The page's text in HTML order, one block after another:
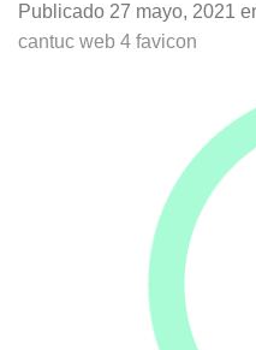
Publicado 27 mayo, 2021
cantuc web 4 favicon